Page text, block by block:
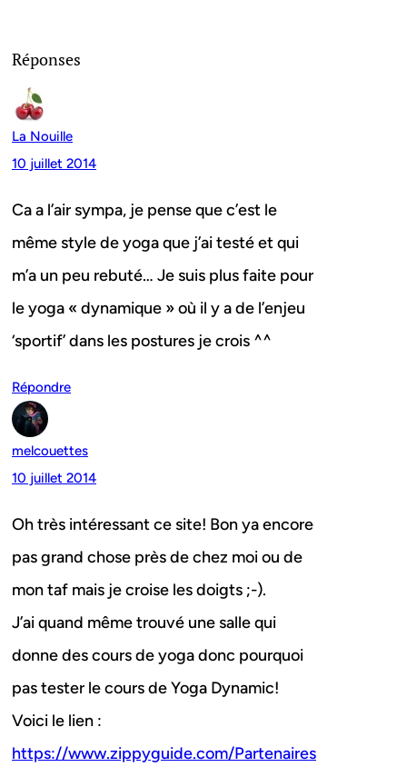
Réponses
La Nouille
10 juillet 2014
Ca a l’air sympa, je pense que c’est le
même style de yoga que j’ai testé et qui
m’a un peu rebuté… Je suis plus faite pour
le yoga « dynamique » où il y a de l’enjeu
‘sportif’ dans les postures je crois ^^
Répondre
melcouettes
10 juillet 2014
Oh très intéressant ce site! Bon ya encore
pas grand chose près de chez moi ou de
mon taf mais je croise les doigts ;-).
J’ai quand même trouvé une salle qui
donne des cours de yoga donc pourquoi
pas tester le cours de Yoga Dynamic!
Voici le lien :
https://www.zippyguide.com/Partenaires